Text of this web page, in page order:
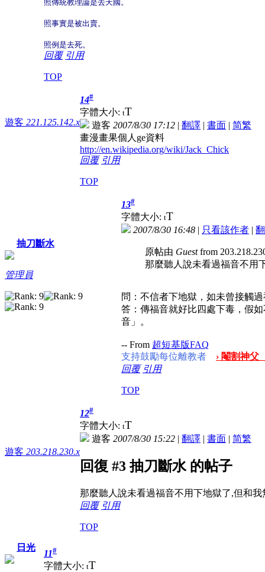
照傳統教理論是去天國。
照事實是被出賣。
照例是去死。
回覆 引用
TOP
遊客 221.125.142.x
14#
字體大小: tT
遊客 2007/8/30 17:12 | 翻譯 | 書面 | 简繁
畫漫畫果個人ge資料
http://en.wikipedia.org/wiki/Jack_Chick
回覆 引用
TOP
抽刀斷水
管理員
13#
字體大小: tT
2007/8/30 16:48 | 只看該作者 |
原帖由 Guestfrom
那麼聽人說未看過福音不用
問：不信者下地獄，如未曾接觸
答：傳福音就好比四處下毒，假
音」。
-- From 超短基版FAQ
支持鼓勵每位離教者
› 閹割神
回覆 引用
TOP
遊客 203.218.230.x
12#
字體大小: tT
遊客 2007/8/30 15:22 | 翻譯 | 書面 | 简繁
回復 #3 抽刀斷水 的帖子
那麼聽人說未看過福音不用下地獄了,但和
回覆 引用
TOP
日光
11#
字體大小: tT